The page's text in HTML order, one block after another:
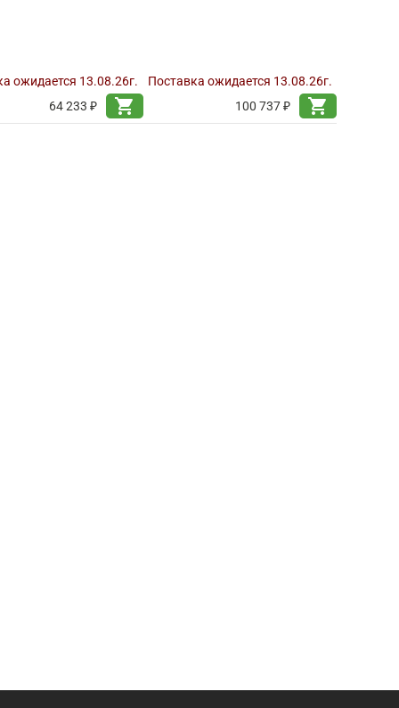
ожидается 13.08.26г.
64 233 ₽
shopping_cart
Поставка ожидается 13.08.26г.
100 737 ₽
shopping_cart